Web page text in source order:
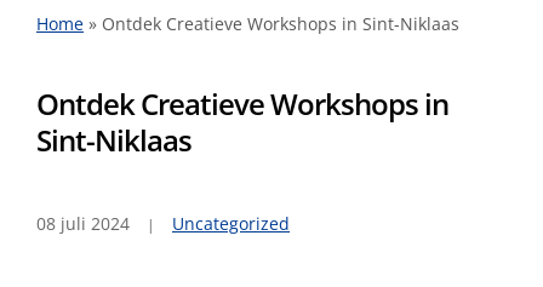
Home » Ontdek Creatieve Workshops in Sint-Niklaas
Ontdek Creatieve Workshops in
Sint-Niklaas
08 juli 2024 Uncategorized